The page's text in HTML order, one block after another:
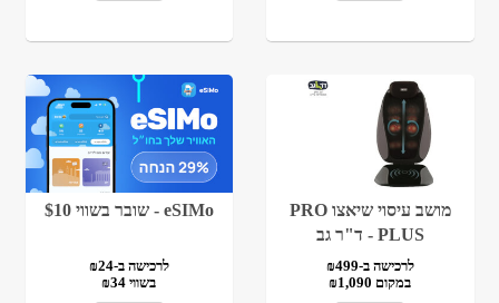
מושב עיסוי שיאצו PRO
PLUS - ד"ר גב
לרכישה ב-₪499
במקום ₪1,090
eSIMo - שובר בשווי $10
לרכישה ב-₪24
בשווי ₪34